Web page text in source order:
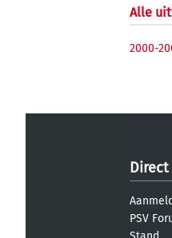
Alle
2000-
PSV